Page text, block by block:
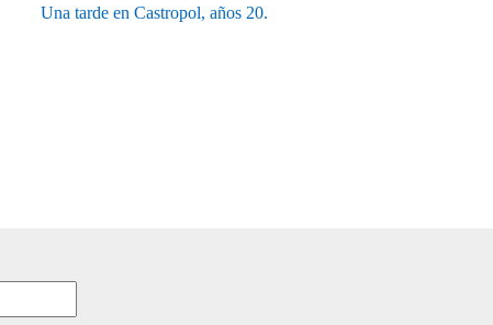
Una tarde en Castropol, años 20.